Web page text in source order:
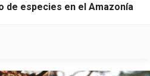
de especies en el Amazonía